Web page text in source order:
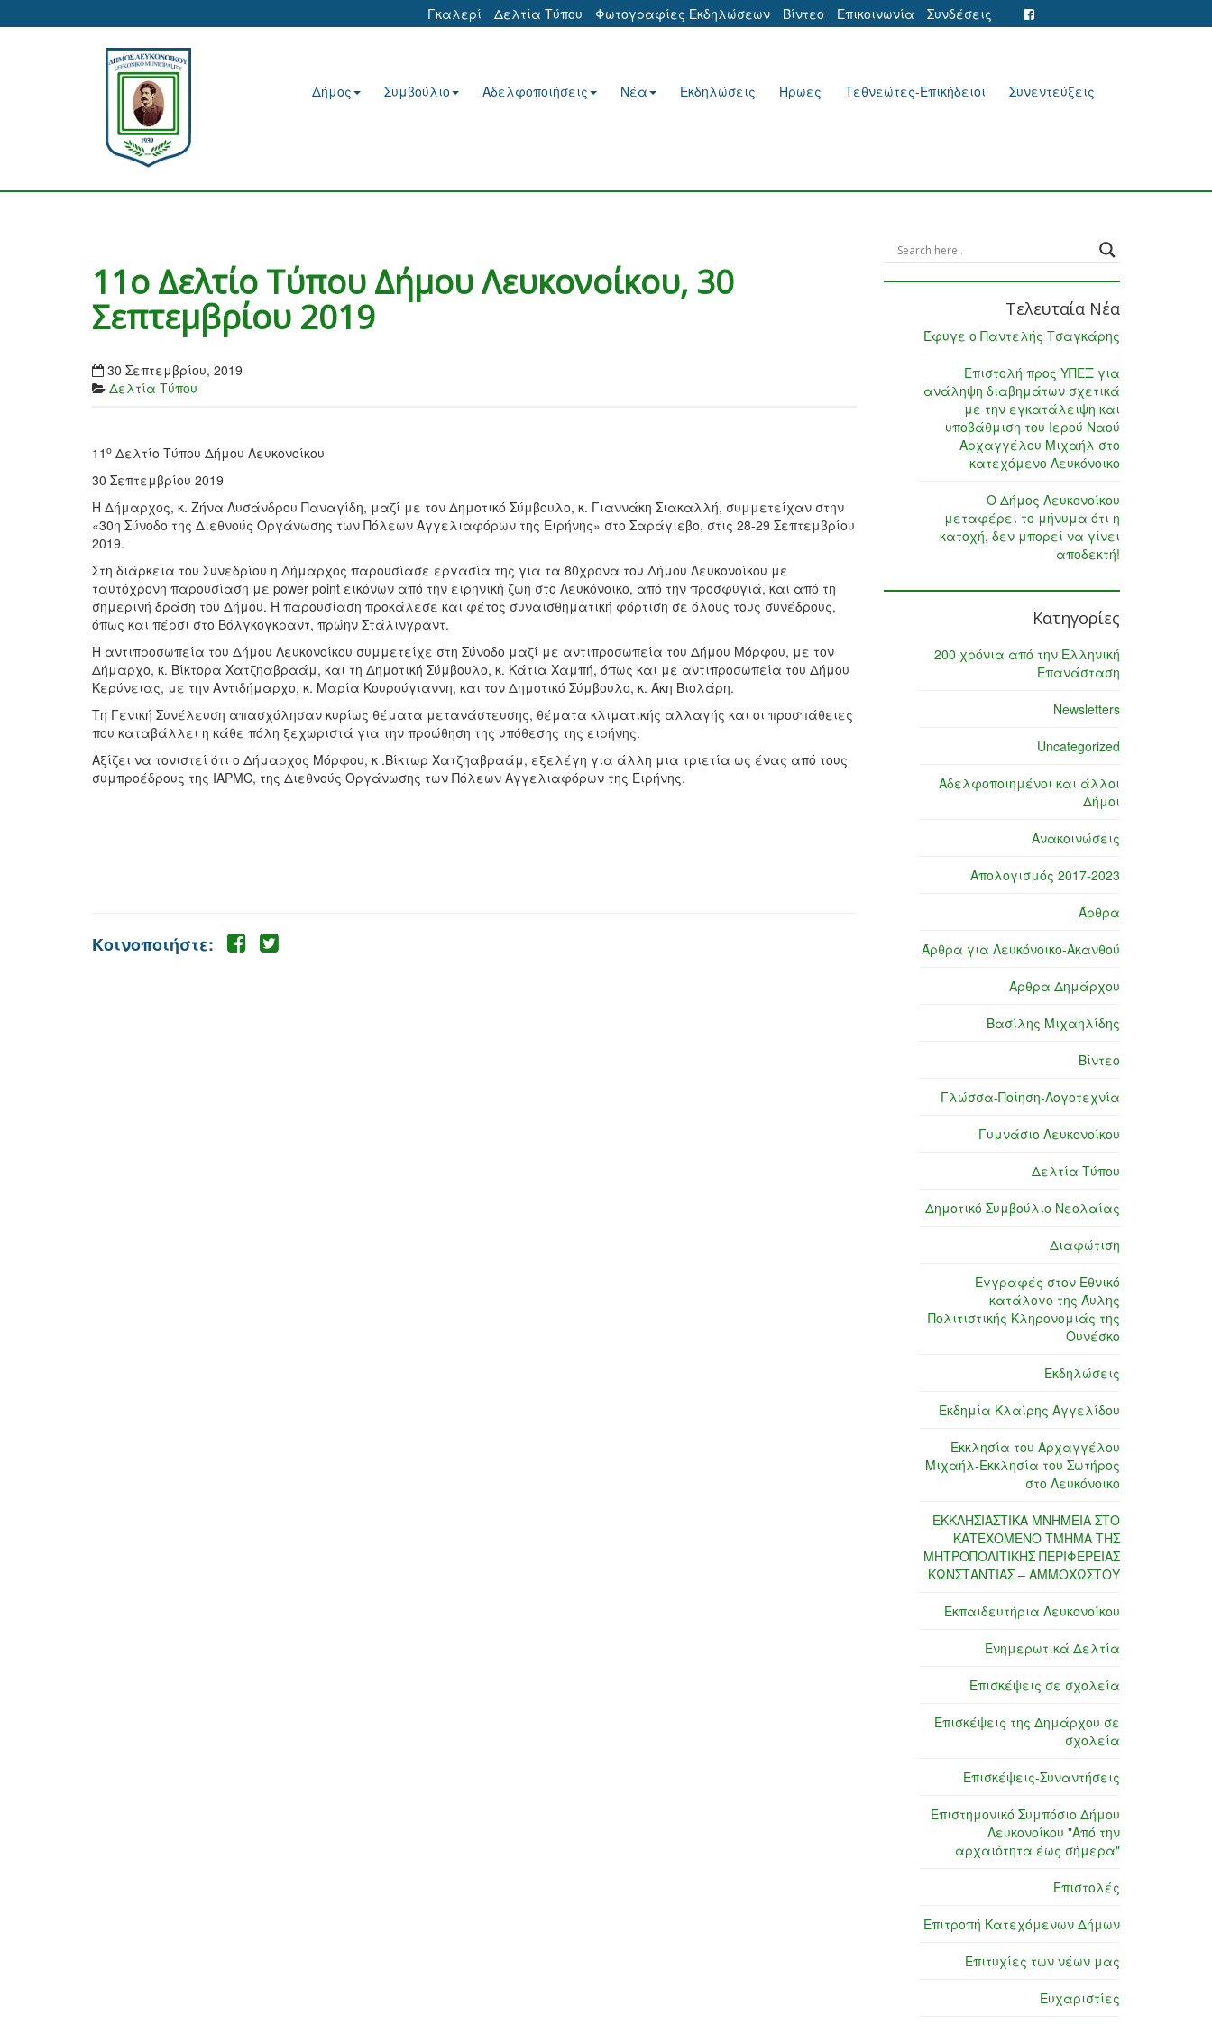
Γκαλερί Δελτία Τύπου Φωτογραφίες Εκδηλώσεων Βίντεο Επικοινωνία Συνδέσεις
Δήμος Συμβούλιο Αδελφοποιήσεις Νέα Εκδηλώσεις Ήρωες Τεθνεώτες-Επικήδειοι Συνεντεύξεις
11ο Δελτίο Τύπου Δήμου Λευκονοίκου, 30
Σεπτεμβρίου 2019
30 Σεπτεμβρίου, 2019
Δελτία Τύπου
11 ο Δελτίο Τύπου Δήμου Λευκονοίκου
30 Σεπτεμβρίου 2019
Η Δήμαρχος, κ. Ζήνα Λυσάνδρου Παναγίδη, μαζί με τον Δημοτικό Σύμβουλο, κ. Γιαννάκη Σιακαλλή, συμμετείχαν στην
«30η Σύνοδο της Διεθνούς Οργάνωσης των Πόλεων Αγγελιαφόρων της Ειρήνης» στο Σαράγιεβο, στις 28-29 Σεπτεμβρίου
2019.
Στη διάρκεια του Συνεδρίου η Δήμαρχος παρουσίασε εργασία της για τα 80χρονα του Δήμου Λευκονοίκου με
ταυτόχρονη παρουσίαση με power point εικόνων από την ειρηνική ζωή στο Λευκόνοικο, από την προσφυγιά, και από τη
σημερινή δράση του Δήμου. Η παρουσίαση προκάλεσε και φέτος συναισθηματική φόρτιση σε όλους τους συνέδρους,
όπως και πέρσι στο Βόλγκογκραντ, πρώην Στάλινγραντ.
Η αντιπροσωπεία του Δήμου Λευκονοίκου συμμετείχε στη Σύνοδο μαζί με αντιπροσωπεία του Δήμου Μόρφου, με τον
Δήμαρχο, κ. Βίκτορα Χατζηαβραάμ, και τη Δημοτική Σύμβουλο, κ. Κάτια Χαμπή, όπως και με αντιπροσωπεία του Δήμου
Κερύνειας, με την Αντιδήμαρχο, κ. Μαρία Κουρούγιαννη, και τον Δημοτικό Σύμβουλο, κ. Άκη Βιολάρη.
Τη Γενική Συνέλευση απασχόλησαν κυρίως θέματα μετανάστευσης, θέματα κλιματικής αλλαγής και οι προσπάθειες
που καταβάλλει η κάθε πόλη ξεχωριστά για την προώθηση της υπόθεσης της ειρήνης.
Αξίζει να τονιστεί ότι ο Δήμαρχος Μόρφου, κ .Βίκτωρ Χατζηαβραάμ, εξελέγη για άλλη μια τριετία ως ένας από τους
συμπροέδρους της IAPMC, της Διεθνούς Οργάνωσης των Πόλεων Αγγελιαφόρων της Ειρήνης.
Κοινοποιήστε:
Τελευταία Νέα
Έφυγε ο Παντελής Τσαγκάρης
Επιστολή προς ΥΠΕΞ για
ανάληψη διαβημάτων σχετικά
με την εγκατάλειψη και
υποβάθμιση του Ιερού Ναού
Αρχαγγέλου Μιχαήλ στο
κατεχόμενο Λευκόνοικο
Ο Δήμος Λευκονοίκου
μεταφέρει το μήνυμα ότι η
κατοχή, δεν μπορεί να γίνει
αποδεκτή!
Κατηγορίες
200 χρόνια από την Ελληνική
Επανάσταση
Newsletters
Uncategorized
Αδελφοποιημένοι και άλλοι
Δήμοι
Ανακοινώσεις
Απολογισμός 2017-2023
Άρθρα
Άρθρα για Λευκόνοικο-Ακανθού
Άρθρα Δημάρχου
Βασίλης Μιχαηλίδης
Βίντεο
Γλώσσα-Ποίηση-Λογοτεχνία
Γυμνάσιο Λευκονοίκου
Δελτία Τύπου
Δημοτικό Συμβούλιο Νεολαίας
Διαφώτιση
Εγγραφές στον Εθνικό
κατάλογο της Άυλης
Πολιτιστικής Κληρονομιάς της
Ουνέσκο
Εκδηλώσεις
Εκδημία Κλαίρης Αγγελίδου
Εκκλησία του Αρχαγγέλου
Μιχαήλ-Εκκλησία του Σωτήρος
στο Λευκόνοικο
ΕΚΚΛΗΣΙΑΣΤΙΚΑ ΜΝΗΜΕΙΑ ΣΤΟ
ΚΑΤΕΧΟΜΕΝΟ ΤΜΗΜΑ ΤΗΣ
ΜΗΤΡΟΠΟΛΙΤΙΚΗΣ ΠΕΡΙΦΕΡΕΙΑΣ
ΚΩΝΣΤΑΝΤΙΑΣ – ΑΜΜΟΧΩΣΤΟΥ
Εκπαιδευτήρια Λευκονοίκου
Ενημερωτικά Δελτία
Επισκέψεις σε σχολεία
Επισκέψεις της Δημάρχου σε
σχολεία
Επισκέψεις-Συναντήσεις
Επιστημονικό Συμπόσιο Δήμου
Λευκονοίκου "Από την
αρχαιότητα έως σήμερα"
Επιστολές
Επιτροπή Κατεχόμενων Δήμων
Επιτυχίες των νέων μας
Ευχαριστίες